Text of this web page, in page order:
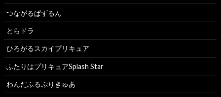
つながるぱずるん
とらドラ
ひろがるスカイプリキュア
ふたりはプリキュアSplash Star
わんだふるぷりきゅあ